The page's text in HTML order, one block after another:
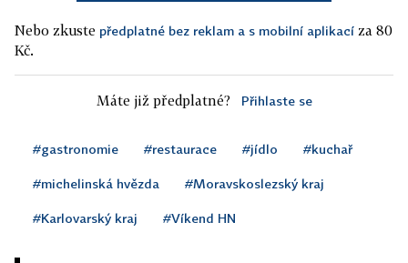
Nebo zkuste předplatné bez reklam a s mobilní aplikací za 80
Kč.
Máte již předplatné? Přihlaste se
#gastronomie #restaurace #jídlo #kuchař
#michelinská hvězda #Moravskoslezský kraj
#Karlovarský kraj #Víkend HN